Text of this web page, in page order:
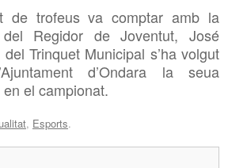
de trofeus va comptar amb la
del Regidor de Joventut, José
Trinquet Municipal s’ha volgut
d’Ondara la seua
en el campionat.
, Esports.